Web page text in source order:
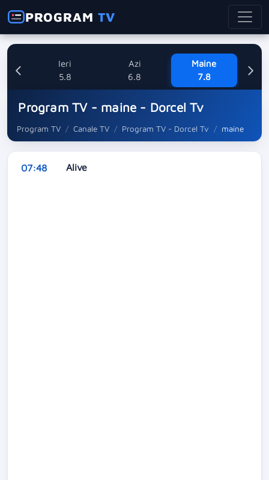
PROGRAMTV
Ieri
5.8
Azi
6.8
Maine
7.8
Program TV - maine - Dorcel Tv
Program TV Canale TV Program TV - Dorcel Tv maine
07:48 Alive